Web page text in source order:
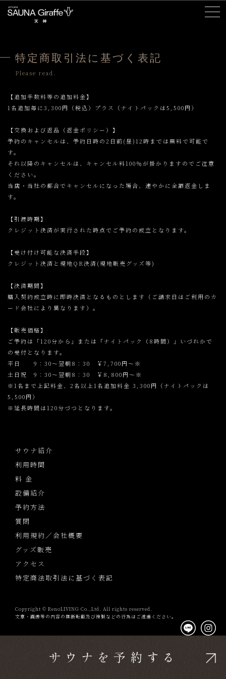
特定商取引法に基づく表記
Please read.
【追加手数料等の追加料金】
1名追加毎に3,300円（税込）プラス（ナイトパックは5,500円）
【交換および返品（返金ポリシー）】
予約のキャンセルは、予約日時の2日前(昼)12時までは無料で可能で
す。
それ以降のキャンセルは、キャンセル料100％が掛かりますのでご注意
ください。
当店・当社の都合でキャンセルになった場合、速やかに全額返金しま
す。
【引渡時期】
クレジット決済が実行された時点でご予約の成立となります。
【受け付け可能な決済手段】
クレジット決済と現地QR決済(現地販売グッズ等)
【決済期間】
購入契約成立時に即時決済となるものとします（ご請求日はご利用のカ
ード会社により異なります）。
【販売価格】
ご予約は「120分から」または「ナイトパック（8時間）」いづれかで
の受付となります。
平日 9：30～翌朝8：30 ￥7,700円～※
土日祝 9：30～翌朝8：30 ￥8,800円～※
※1名まで上記料金、2名以上1名追加料金 3,300円（ナイトパックは
5,500円）
※延長時間は120分づつとなります。
サウナ紹介
利用時間
料 金
設備紹介
予約方法
質問
利用規約／会社概要
グッズ販売
アクセス
特定商法取引法に基づく表記
Copyright © RenoLIVING Co.,Ltd. All rights reserved.
文章・画像等の内容の無断転載及び複製などの行為はご遠慮ください。